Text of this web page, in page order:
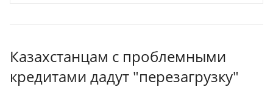
Казахстанцам с проблемными
кредитами дадут "перезагрузку"